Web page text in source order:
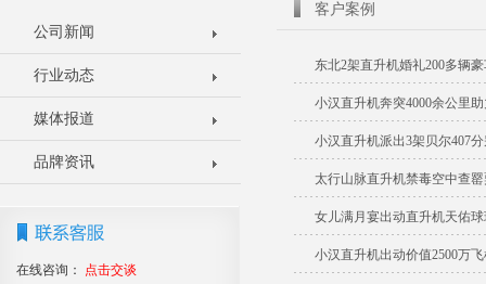
公司新闻
行业动态
媒体报道
品牌资讯
在线咨询：
点击交谈
客户案例
东北2架直升机婚礼200多辆
小汉直升机奔突4000余公里
小汉直升机派出3架贝尔407
太行山脉直升机禁毒空中查
女儿满月宴出动直升机天佑
小汉直升机出动价值2500万